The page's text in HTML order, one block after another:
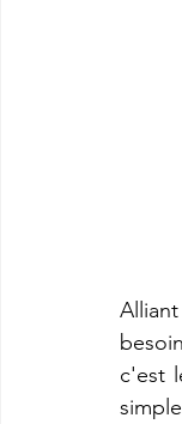
Alliant
c'est